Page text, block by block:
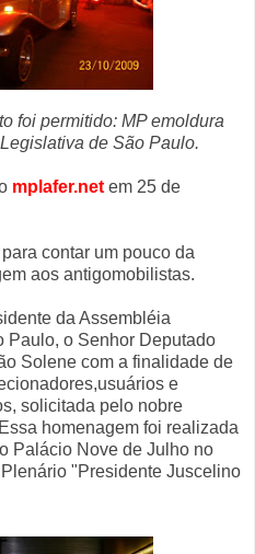
foi permitido: MP emoldura
de São Paulo.
mplafer.net em 25 de
contar um pouco da
aos antigomobilistas.
da Assembléia
Paulo, o Senhor Deputado
Solene com a finalidade de
e
solicitada pelo nobre
homenagem foi realizada
Palácio Nove de Julho no
"Presidente Juscelino